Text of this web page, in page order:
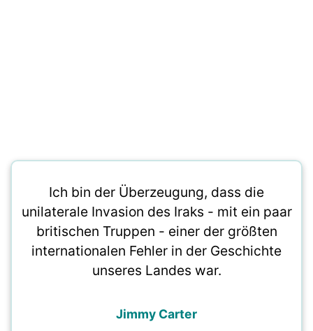
Ich bin der Überzeugung, dass die
unilaterale Invasion des Iraks - mit ein paar
britischen Truppen - einer der größten
internationalen Fehler in der Geschichte
unseres Landes war.
Jimmy Carter